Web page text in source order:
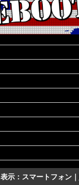
表示：スマートフォン｜